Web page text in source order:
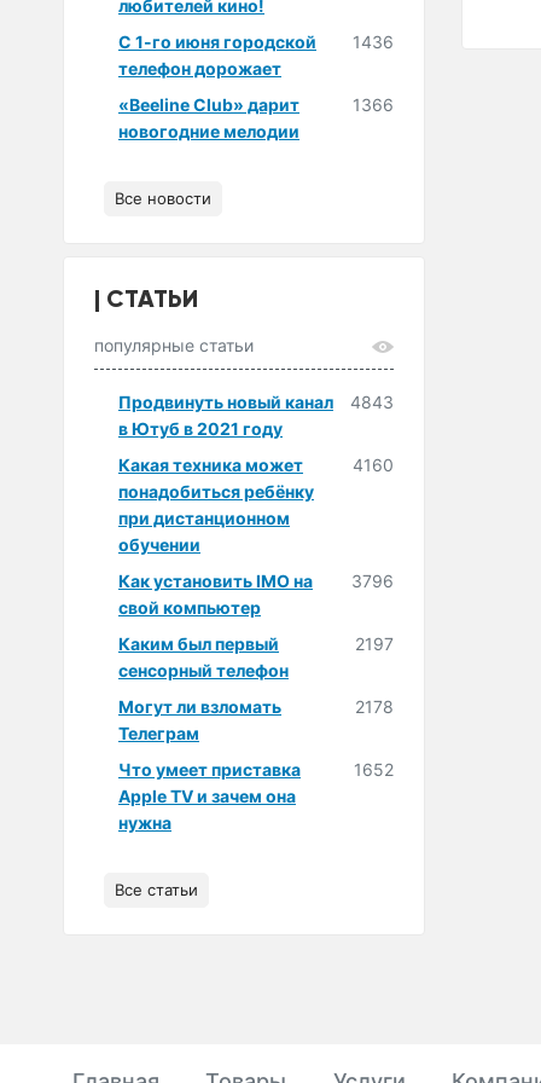
любителей кино!
С 1-го июня городской
телефон дорожает
1436
«Beeline Club» дарит
новогодние мелодии
1366
Все новости
СТАТЬИ
популярные статьи
Продвинуть новый канал
в Ютуб в 2021 году
4843
Какая техника может
понадобиться ребёнку
при дистанционном
обучении
4160
Как установить IMO на
свой компьютер
3796
Каким был первый
сенсорный телефон
2197
Могут ли взломать
Телеграм
2178
Что умеет приставка
Apple TV и зачем она
нужна
1652
Все статьи